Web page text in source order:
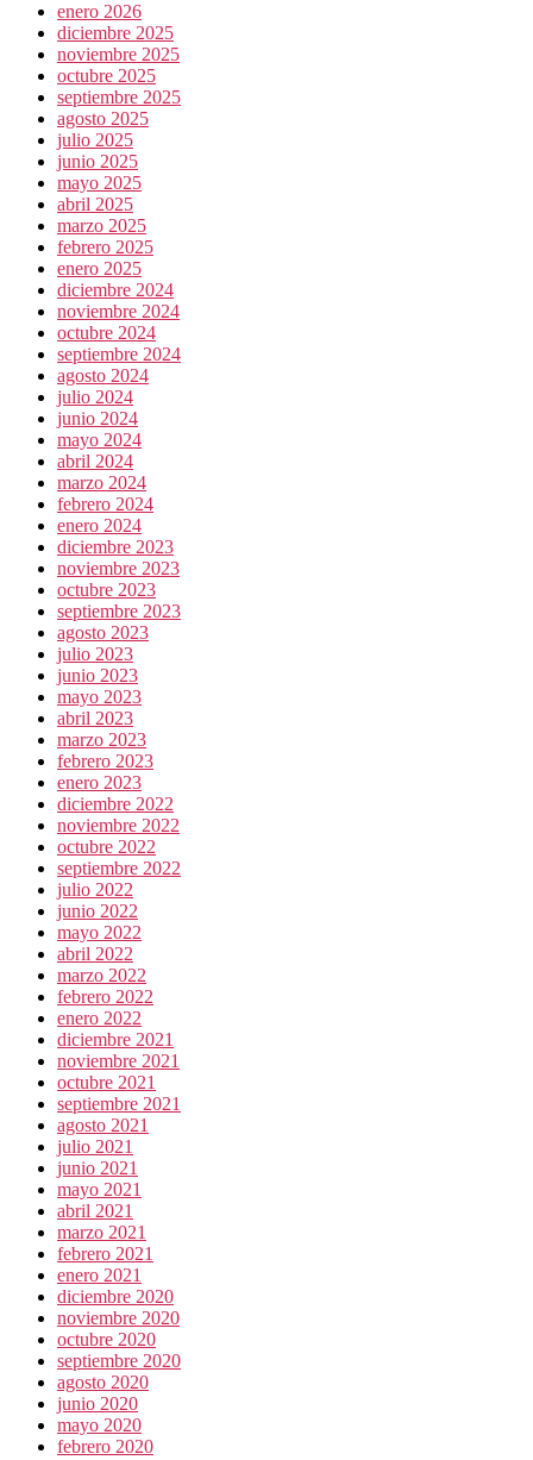
enero 2026
diciembre 2025
noviembre 2025
octubre 2025
septiembre 2025
agosto 2025
julio 2025
junio 2025
mayo 2025
abril 2025
marzo 2025
febrero 2025
enero 2025
diciembre 2024
noviembre 2024
octubre 2024
septiembre 2024
agosto 2024
julio 2024
junio 2024
mayo 2024
abril 2024
marzo 2024
febrero 2024
enero 2024
diciembre 2023
noviembre 2023
octubre 2023
septiembre 2023
agosto 2023
julio 2023
junio 2023
mayo 2023
abril 2023
marzo 2023
febrero 2023
enero 2023
diciembre 2022
noviembre 2022
octubre 2022
septiembre 2022
julio 2022
junio 2022
mayo 2022
abril 2022
marzo 2022
febrero 2022
enero 2022
diciembre 2021
noviembre 2021
octubre 2021
septiembre 2021
agosto 2021
julio 2021
junio 2021
mayo 2021
abril 2021
marzo 2021
febrero 2021
enero 2021
diciembre 2020
noviembre 2020
octubre 2020
septiembre 2020
agosto 2020
junio 2020
mayo 2020
febrero 2020